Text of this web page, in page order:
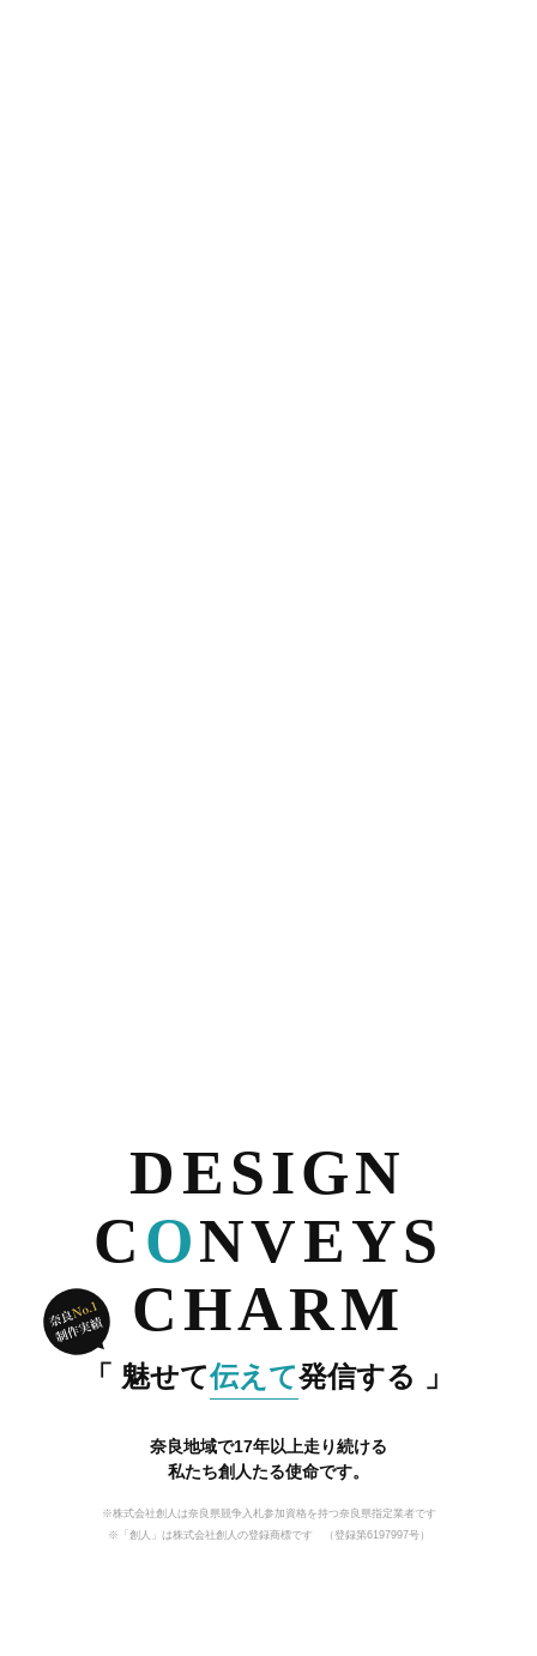
MARKETING BLOG
PROFILE
DESIGN
CONVEYS
CHARM
「 魅せて伝えて発信する 」
奈良地域で17年以上走り続ける
私たち創人たる使命です。
※株式会社創人は奈良県競争入札参加資格を持つ奈良県指定業者です
※「創人」は株式会社創人の登録商標です （登録第6197997号）